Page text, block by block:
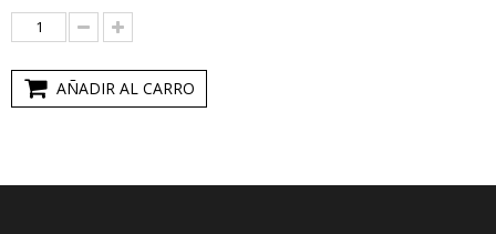
AÑADIR AL CARRO